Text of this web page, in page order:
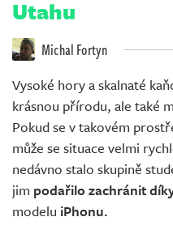
Utahu
Michal Fortyn
Vysoké hory a skalnaté
krásnou přírodu, ale také
Pokud se v takovém
může se situace velmi
nedávno stalo skupině
jim podařilo zachránit
modelu iPhonu.